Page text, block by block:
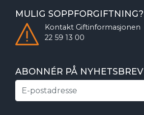
MULIG SOPPFORGIFTNING?
Kontakt Giftinformasjonen
22 59 13 00
ABONNÉR PÅ NYHETSBREV